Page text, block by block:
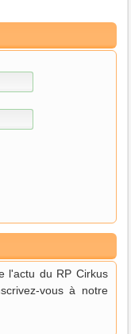
l'actu du RP Cirkus
vous à notre